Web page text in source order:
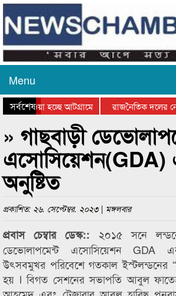
Menu
সর্বশেষ
যাওয়া হচ্ছে আটগ্রামে
রাজনৈতিক দলের
পুরস্কার বিতরণ সম্পন্ন
সিলেটে
» গাছবাড়ী
এসোসিয়েশন(GDA)
অনুষ্টিত
প্রকাশিত: ২৬. সেপ্টেম্বর. ২০২৩ | মঙ্গলবার
প্রবাস চেম্বার ডেস্ক:: ২০১৫ সনে
ডেভোলাপমেন্ট এসোসিয়েশন GDA এর
উৎসবমুখর পরিবেশে গতকাল ইস্টলন্ডনের
হয় l বিগত সেশনের সভাপতি আবুল